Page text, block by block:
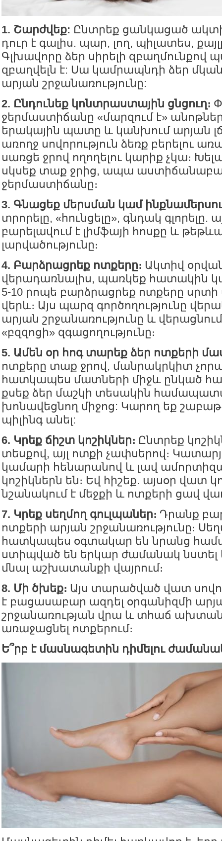
1. Շարժվեք: Ընտրեք ցանկացած
դուր է գալիս. պար, լող, պիլատես,
Գլխավորը ձեր սիրելի զբաղմունքով
զբաղվելն է: Սա կամրապնդի ձեր
արյան շրջանառությունը:
2. Ընդունեք կոնտրաստային ցնցուղ։
ջերմաստիճանը «մարզում է»
երակային պատը և կանխում արյան
առողջ սովորություն ձեռք բերելու
սառցե ջրով ողողելու կարիք չկա։
սկսեք տաք ջրից, ապա
ջերմաստիճանը։
3. Գնացեք մերսման կամ
տրորելը, «հունցելը», գնդակ գլորելը.
բարելավում է լիմֆայի հոսքը և
լարվածությունը։
4. Բարձրացրեք ոտքերը։ Ակտիվ
վերադառնալիս, պառկեք հատակին
5-10 րոպե բարձրացրեք ոտքերը
վերև։ Այս պարզ գործողությունը
արյան շրջանառությունը և
«բզզոցի» զգացողությունը։
5. Ամեն օր հոգ տարեք ձեր ոտքերի
ոտքերը տաք ջրով, մանրակրկիտ
հատկապես մատների միջև ընկած
քսեք ձեր մաշկի տեսակին
խոնավեցնող միջոց: Կարող եք
պիլինգ անել:
6. Կրեք ճիշտ կոշիկներ։ Ընտրեք
տեսքով, այլ ոտքի չափսերով։
կամարի հենարանով և լավ
կոշիկներն են։ Եվ հիշեք. այսօր վատ
նշանակում է մեջքի և ոտքերի ցավ
7. Կրեք սեղմող գուլպաներ։ Դրանք
ոտքերի արյան շրջանառությունը։
հատկապես օգտակար են նրանց
ստիպված են երկար ժամանակ
մնալ աշխատանքի վայրում։
8. Մի ծխեք։ Այս տարածված վատ
է բացասաբար ազդել օրգանիզմի
շրջանառության վրա և տհաճ
առաջացնել ոտքերում։
Ե՞րբ է մասնագետին դիմելու